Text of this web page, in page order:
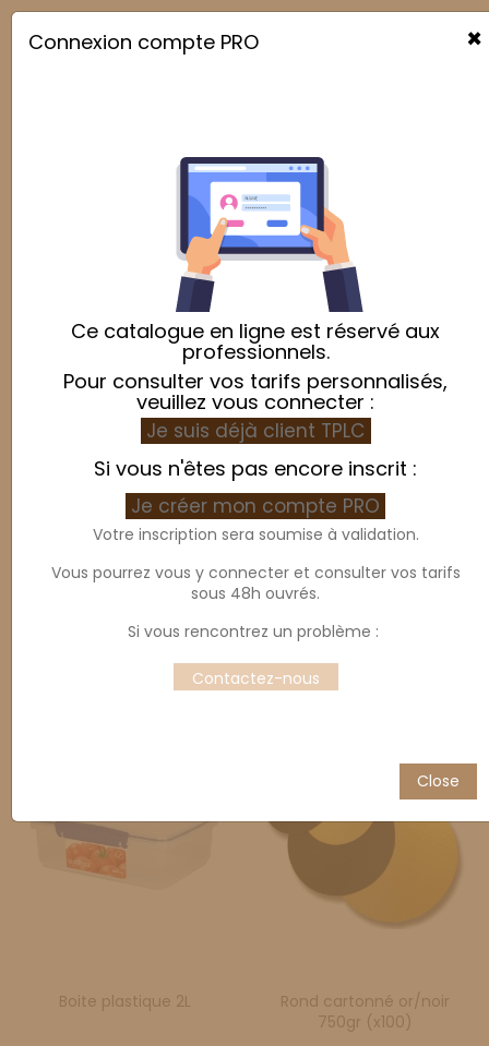

Showing 1-30 of 39 item(s)
Caissette blanche (x150) Etiqueteuse
Boite plastique 2L
Rond cartonné or/noir
750gr (x100)
×
Connexion compte PRO
Ce catalogue en ligne est réservé aux
professionnels.
Pour consulter vos tarifs personnalisés,
veuillez vous connecter :
Je suis déjà client TPLC
Si vous n'êtes pas encore inscrit :
Je créer mon compte PRO
Votre inscription sera soumise à validation.
Vous pourrez vous y connecter et consulter vos tarifs
sous 48h ouvrés.
Si vous rencontrez un problème :
Contactez-nous
Close